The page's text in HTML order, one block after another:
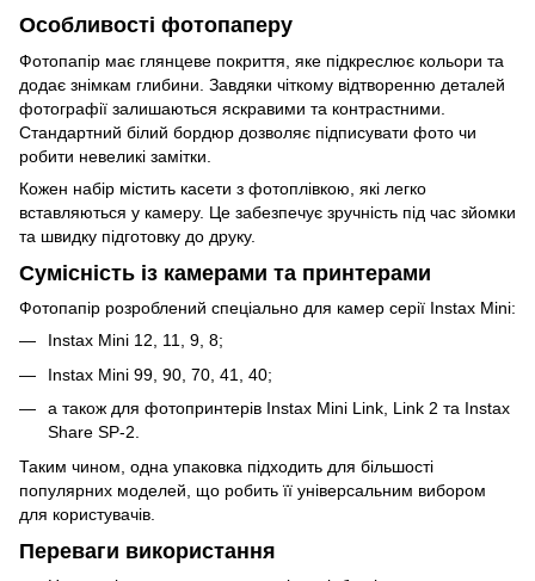
Особливості фотопаперу
Фотопапір має глянцеве покриття, яке підкреслює кольори та
додає знімкам глибини. Завдяки чіткому відтворенню деталей
фотографії залишаються яскравими та контрастними.
Стандартний білий бордюр дозволяє підписувати фото чи
робити невеликі замітки.
Кожен набір містить касети з фотоплівкою, які легко
вставляються у камеру. Це забезпечує зручність під час зйомки
та швидку підготовку до друку.
Сумісність із камерами та принтерами
Фотопапір розроблений спеціально для камер серії Instax Mini:
Instax Mini 12, 11, 9, 8;
Instax Mini 99, 90, 70, 41, 40;
а також для фотопринтерів Instax Mini Link, Link 2 та Instax
Share SP-2.
Таким чином, одна упаковка підходить для більшості
популярних моделей, що робить її універсальним вибором
для користувачів.
Переваги використання